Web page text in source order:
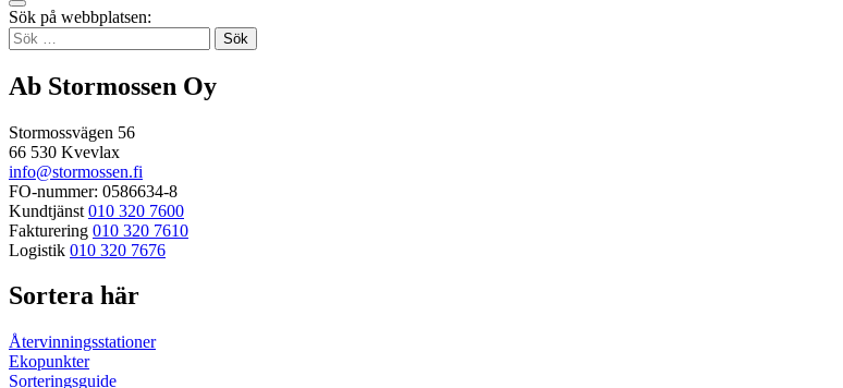
Tillbaka
up
Sök på webbplatsen:
Sök
efter:
Ab Stormossen Oy
Stormossvägen 56
66 530 Kvevlax
info@stormossen.fi
FO-nummer: 0586634-8
Kundtjänst 010 320 7600
Fakturering 010 320 7610
Logistik 010 320 7676
Sortera här
Återvinningsstationer
Ekopunkter
Sorteringsguide